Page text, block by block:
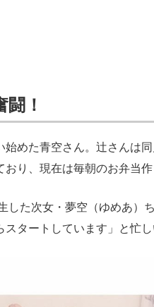
！
めた青空さん。辻さんは
り、現在は毎朝のお弁当作
た次女・夢空（ゆめあ）
タートしています」と忙